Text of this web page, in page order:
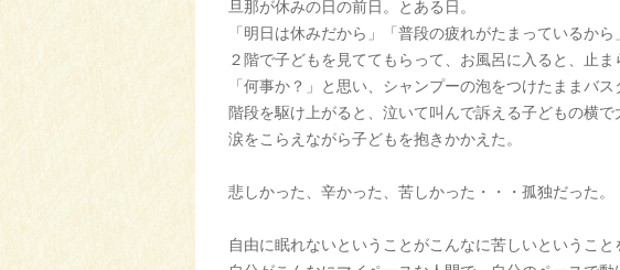
旦那が休みの日の前日。とある日。
「明日は休みだから」「普段の疲れがたまっているか
２階で子どもを見ててもらって、お風呂に入ると、止ま
「何事か？」と思い、シャンプーの泡をつけたままバス
階段を駆け上がると、泣いて叫んで訴える子どもの横で
涙をこらえながら子どもを抱きかかえた。
悲しかった、辛かった、苦しかった・・・孤独だった。
自由に眠れないということがこんなに苦しいということ